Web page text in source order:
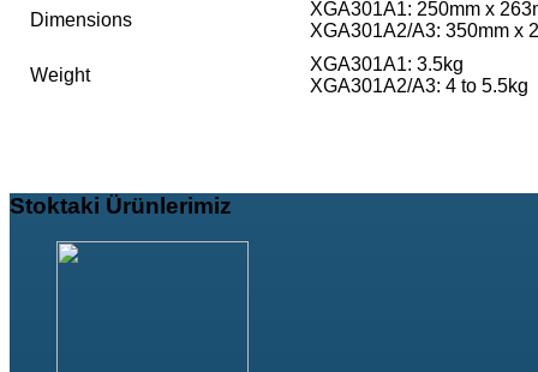
Dimensions
XGA301A1: 250mm x
XGA301A2/A3: 350mm x
Weight
XGA301A1: 3.5kg
XGA301A2/A3: 4 to 5.5kg
Stoktaki Ürünlerimiz